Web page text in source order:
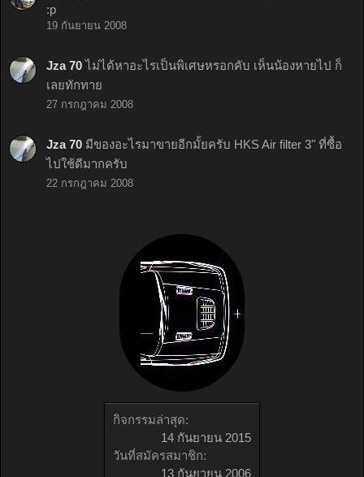
กิจกรรมล่าสุด:
14 กันยายน 2015
วันที่สมัครสมาชิก:
13 กันยายน 2006
:p
19 กันยายน 2008
Jza 70 ไม่ได้หาอะไรเป็นพิเศษหรอกคับ เห็นน้องหายไป ก็
เลยทักทาย
27 กรกฎาคม 2008
Jza 70 มีของอะไรมาขายอีกมั้ยครับ HKS Air filter 3" ที่ซื้อ
ไปใช้ดีมากครับ
22 กรกฎาคม 2008